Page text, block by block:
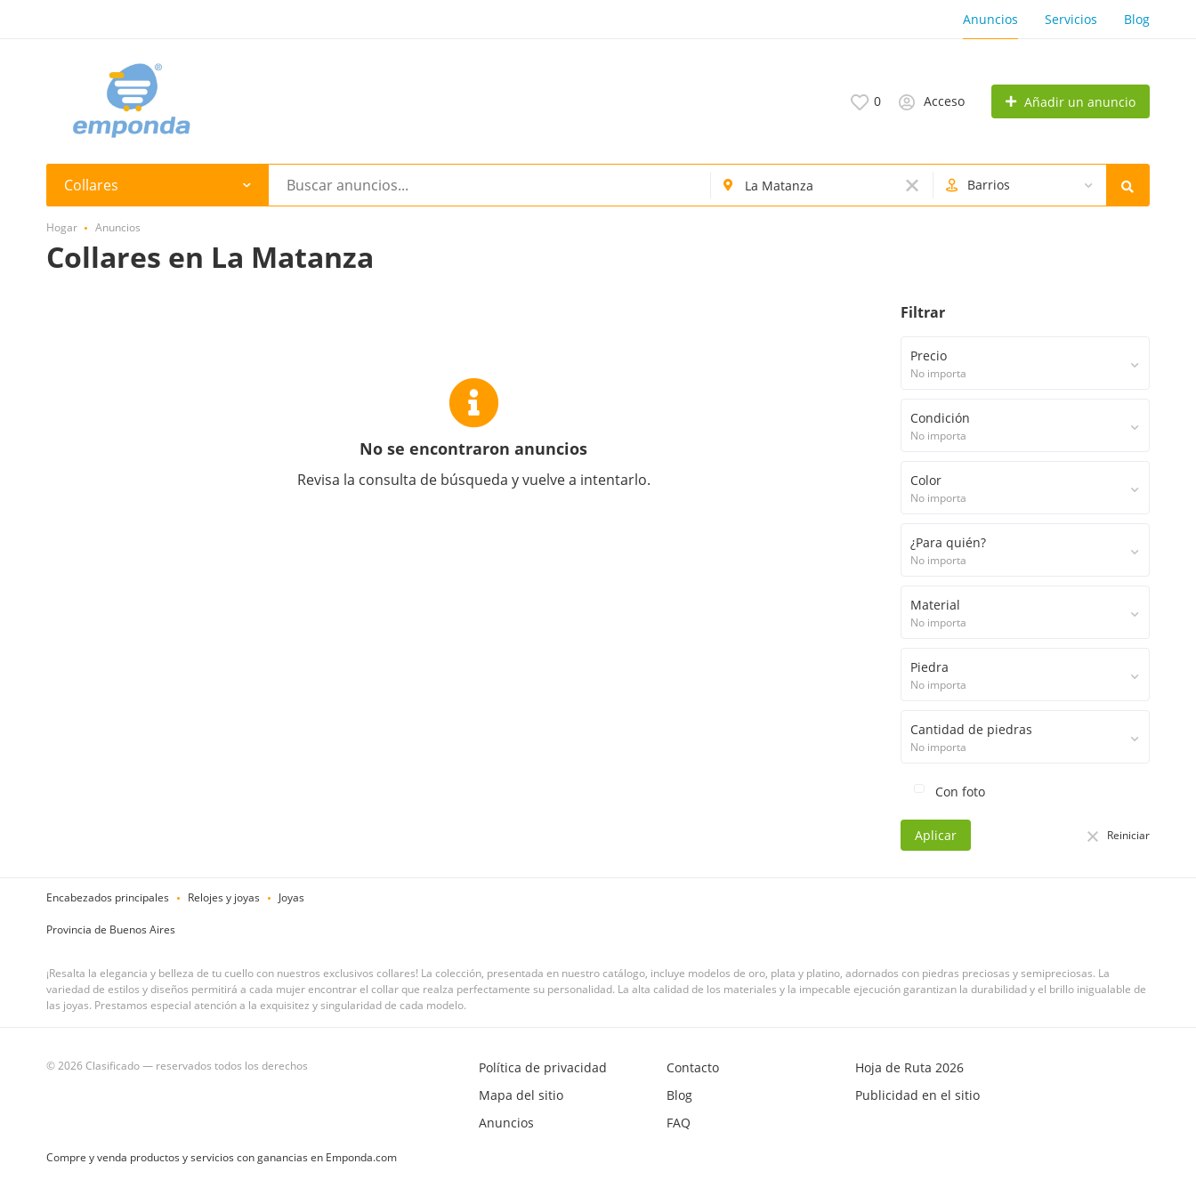
Anuncios Servicios Blog
0 Acceso Añadir un anuncio
Collares Barrios
Hogar Anuncios
Collares en La Matanza
No se encontraron anuncios
Revisa la consulta de búsqueda y vuelve a intentarlo.
Filtrar
Precio
No importa
Condición
No importa
Color
No importa
¿Para quién?
No importa
Material
No importa
Piedra
No importa
Cantidad de piedras
No importa
Con foto
Aplicar Reiniciar
Encabezados principales Relojes y joyas Joyas
Provincia de Buenos Aires
¡Resalta la elegancia y belleza de tu cuello con nuestros exclusivos collares! La colección, presentada en nuestro catálogo, incluye modelos de oro, plata y platino, adornados con piedras preciosas y semipreciosas. La
variedad de estilos y diseños permitirá a cada mujer encontrar el collar que realza perfectamente su personalidad. La alta calidad de los materiales y la impecable ejecución garantizan la durabilidad y el brillo inigualable de
las joyas. Prestamos especial atención a la exquisitez y singularidad de cada modelo.
© 2026 Clasificado — reservados todos los derechos
Política de privacidad
Mapa del sitio
Anuncios
Contacto
Blog
FAQ
Hoja de Ruta 2026
Publicidad en el sitio
Compre y venda productos y servicios con ganancias en Emponda.com